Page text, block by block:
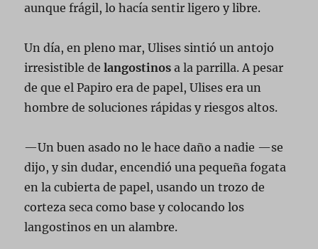
aunque frágil, lo hacía sentir ligero y libre.
Un día, en pleno mar, Ulises sintió un antojo
irresistible delangostinos a la parrilla. A pesar
de que el Papiro era de papel, Ulises era un
hombre de soluciones rápidas y riesgos altos.
—Un buen asado no le hace daño a nadie —se
dijo, y sin dudar, encendió una pequeña fogata
en la cubierta de papel, usando un trozo de
corteza seca como base y colocando los
langostinos en un alambre.